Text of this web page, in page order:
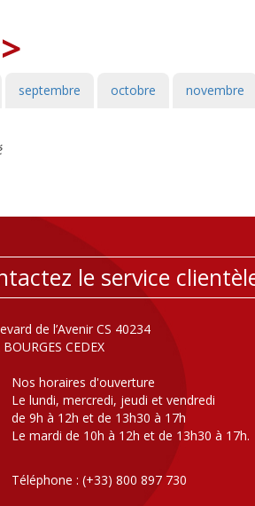
>
septembre octobre novembre
le service
de l’Avenir CS 40234
CEDEX
Nos horaires d'ouverture
Le lundi, mercredi, jeudi et vendredi
de 9h à 12h et de 13h30 à 17h
Le mardi de 10h à 12h et de 13h30 à 17h.
Téléphone : (+33) 800 897 730